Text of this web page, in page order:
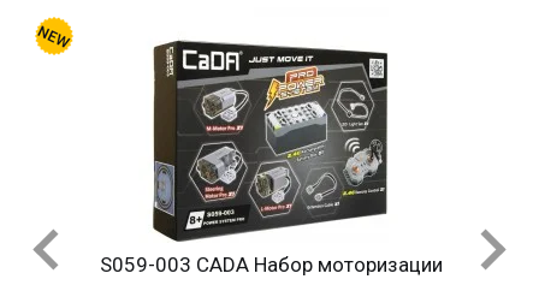
Бесплатная доставка от 3000 рублей;
Оплата при получении и никаких скрытых платежей;
Дополнительная скидка 10% для постоянных
Новые акции и конкурсы каждый месяц;
Качественные конструкторы и другие игрушки по
Остались вопросы?
Вопрос–ответ
Строительная пластина 19x38 см
ДОБАВИТЬ В
Добавить в закладки